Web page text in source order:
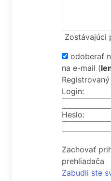
Zostávajúci
odoberať
na e-mail (
Login:
Heslo:
Zachovať
prehliadača
Zabudli ste